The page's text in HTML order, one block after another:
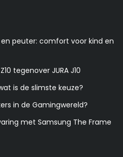
peuter: comfort voor kind en
tegenover JURA J10
is de slimste keuze?
in de Gamingwereld?
met Samsung The Frame